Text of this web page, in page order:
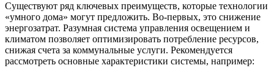
Существуют ряд ключевых преимуществ, которые технологии
«умного дома» могут предложить. Во-первых, это снижение
энергозатрат. Разумная система управления освещением и
климатом позволяет оптимизировать потребление ресурсов,
снижая счета за коммунальные услуги. Рекомендуется
рассмотреть основные характеристики системы, например: